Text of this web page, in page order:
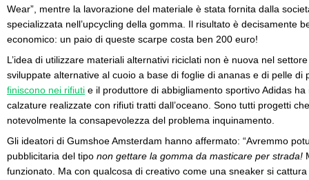
Wear”, mentre la lavorazione del materiale è stata fornita dalla
specializzata nell’upcycling della gomma. Il risultato è decisamente
economico: un paio di queste scarpe costa ben 200 euro!
L’idea di utilizzare materiali alternativi riciclati non è nuova nel
sviluppate alternative al cuoio a base di foglie di ananas e di pelle di
finiscono nei rifiuti e il produttore di abbigliamento sportivo Adidas ha
calzature realizzate con rifiuti tratti dall’oceano. Sono tutti progetti
notevolmente la consapevolezza del problema inquinamento.
Gli ideatori di Gumshoe Amsterdam hanno affermato: “Avremmo
pubblicitaria del tipo non gettare la gomma da masticare per strada!
funzionato. Ma con qualcosa di creativo come una sneaker si